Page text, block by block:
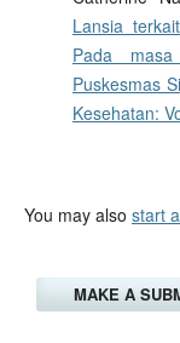
Lansia
Pada
Puskesmas
Kesehatan:
You may also start
MAKE A